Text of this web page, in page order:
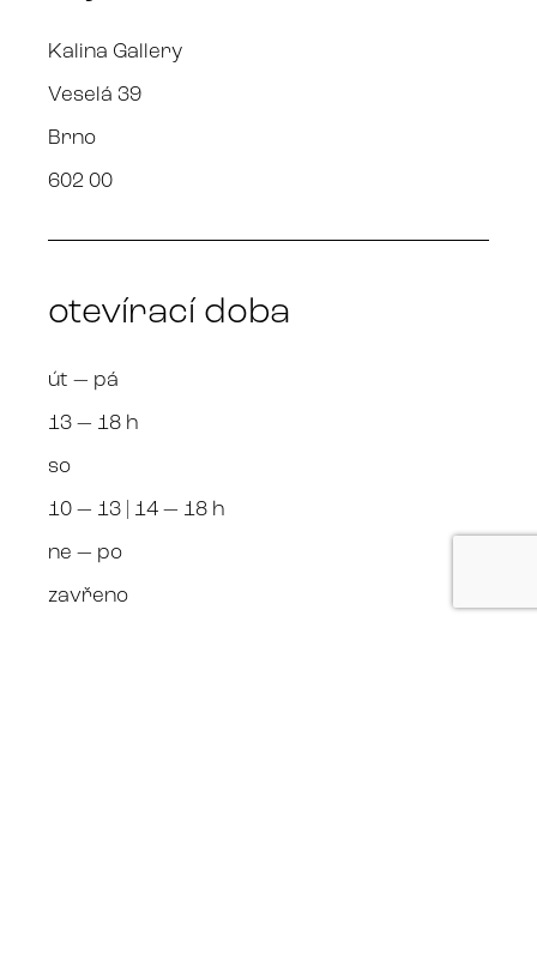
Kalina Gallery
Veselá 39
Brno
602 00
otevírací doba
út — pá
13 — 18 h
so
10 — 13 | 14 — 18 h
ne — po
zavřeno